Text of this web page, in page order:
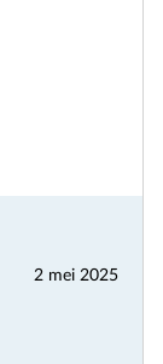
2 mei 2025